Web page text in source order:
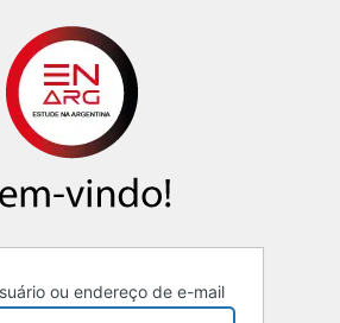
ou endereço de e-mail